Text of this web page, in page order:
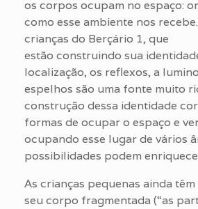
os corpos ocupam no espaço:
como esse ambiente nos
crianças do Berçário 1, que
estão construindo sua
localização, os reflexos, a
espelhos são uma fonte muito
construção dessa identidade
formas de ocupar o espaço e
ocupando esse lugar de vários
possibilidades podem
As crianças pequenas ainda
seu corpo fragmentada (“as